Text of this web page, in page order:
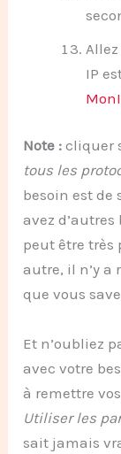
IP
Note : cliquer
tous les
besoin est de
avez
peut être très
autre, il n’y a
que vous
Et n’oubliez
avec votre
à remettre vos
Utiliser les
sait jamais